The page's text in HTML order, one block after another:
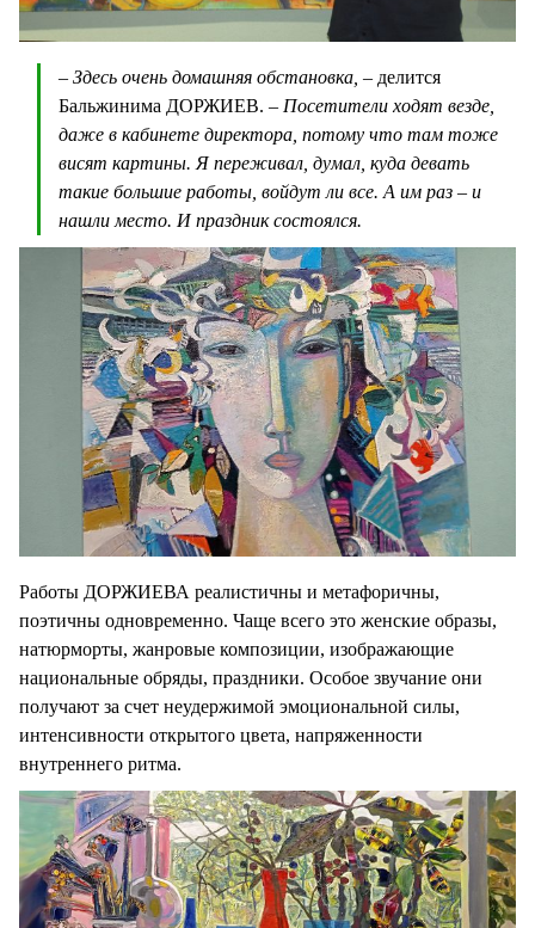
– Здесь очень домашняя обстановка, – делится
Бальжинима ДОРЖИЕВ. – Посетители ходят везде,
даже в кабинете директора, потому что там тоже
висят картины. Я переживал, думал, куда девать
такие большие работы, войдут ли все. А им раз – и
нашли место. И праздник состоялся.
Работы ДОРЖИЕВА реалистичны и метафоричны,
поэтичны одновременно. Чаще всего это женские образы,
натюрморты, жанровые композиции, изображающие
национальные обряды, праздники. Особое звучание они
получают за счет неудержимой эмоциональной силы,
интенсивности открытого цвета, напряженности
внутреннего ритма.